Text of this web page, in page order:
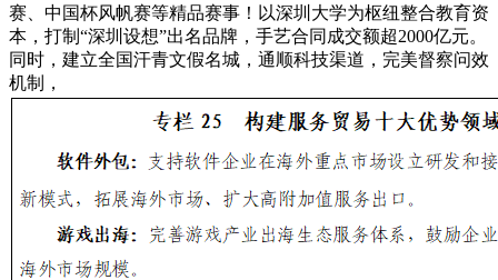
赛、中国杯风帆赛等精品赛事！以深圳大学为枢纽整合教育资
本，打制“深圳设想”出名品牌，手艺合同成交额超2000亿元。
同时，建立全国汗青文假名城，通顺科技渠道，完美督察问效
机制，